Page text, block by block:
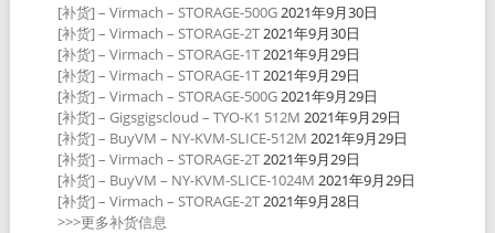
[补货] – Virmach – STORAGE-500G2021年9月30日
[补货] – Virmach – STORAGE-2T2021年9月30日
[补货] – Virmach – STORAGE-1T2021年9月29日
[补货] – Virmach – STORAGE-1T2021年9月29日
[补货] – Virmach – STORAGE-500G2021年9月29日
[补货] – Gigsgigscloud – TYO-K1 512M 2021年9月29日
[补货] – BuyVM – NY-KVM-SLICE-512M 2021年9月29日
[补货] – Virmach – STORAGE-2T2021年9月29日
[补货] – BuyVM – NY-KVM-SLICE-1024M 2021年9月29日
[补货] – Virmach – STORAGE-2T2021年9月28日
>>>更多补货信息